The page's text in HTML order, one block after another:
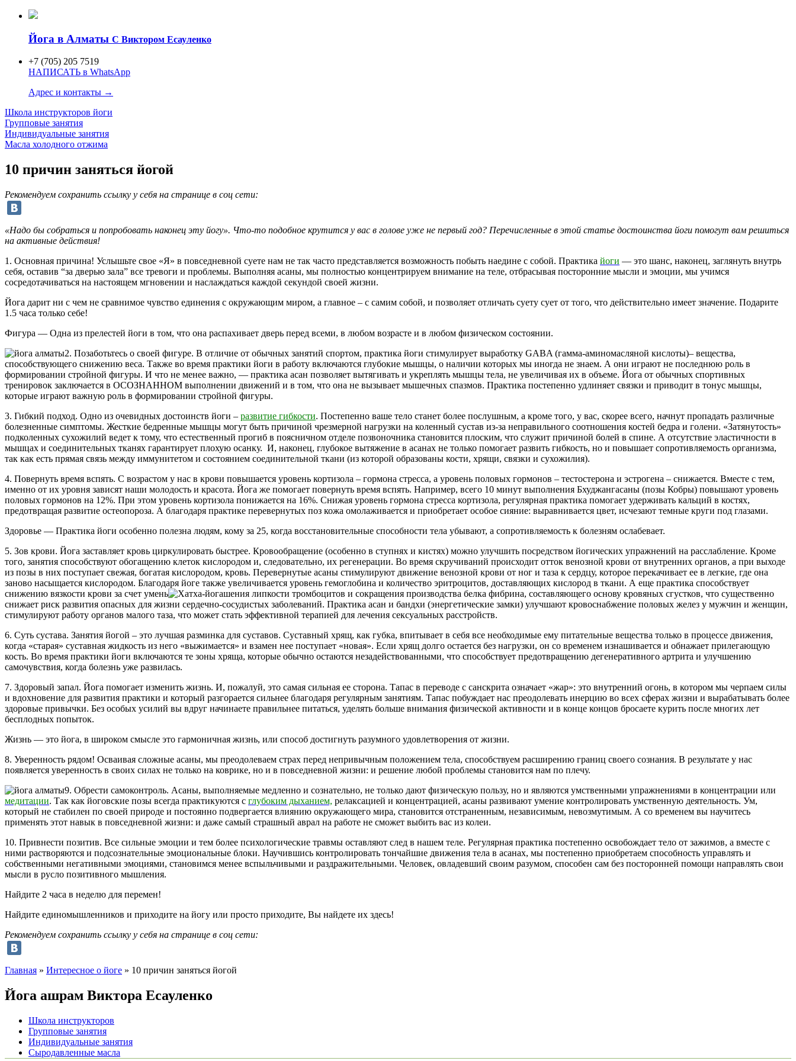
Йога в Алматы C Виктором Есауленко
+7 (705) 205 7519
НАПИСАТЬ в WhatsApp
Адрес и контакты →
Школа инструкторов йоги
Групповые занятия
Индивидуальные занятия
Масла холодного отжима
10 причин заняться йогой
Рекомендуем сохранить ссылку у себя на странице в соц сети:
«Надо бы собраться и попробовать наконец эту йогу». Что-то подобное крутится у вас в голове уже не первый год? Перечисленные в этой статье достоинства йоги помогут вам решиться
на активные действия!
1. Основная причина! Услышьте свое «Я» в повседневной суете нам не так часто представляется возможность побыть наедине с собой. Практика йоги — это шанс, наконец, заглянуть внутрь
себя, оставив “за дверью зала” все тревоги и проблемы. Выполняя асаны, мы полностью концентрируем внимание на теле, отбрасывая посторонние мысли и эмоции, мы учимся
сосредотачиваться на настоящем мгновении и наслаждаться каждой секундой своей жизни.
Йога дарит ни с чем не сравнимое чувство единения с окружающим миром, а главное – с самим собой, и позволяет отличать суету сует от того, что действительно имеет значение. Подарите
1.5 часа только себе!
Фигура — Одна из прелестей йоги в том, что она распахивает дверь перед всеми, в любом возрасте и в любом физическом состоянии.
2. Позаботьтесь о своей фигуре. В отличие от обычных занятий спортом, практика йоги стимулирует выработку GABA (гамма-аминомасляной кислоты)– вещества,
способствующего снижению веса. Также во время практики йоги в работу включаются глубокие мышцы, о наличии которых мы иногда не знаем. А они играют не последнюю роль в
формировании стройной фигуры. И что не менее важно, — практика асан позволяет вытягивать и укреплять мышцы тела, не увеличивая их в объеме. Йога от обычных спортивных
тренировок заключается в ОСОЗНАННОМ выполнении движений и в том, что она не вызывает мышечных спазмов. Практика постепенно удлиняет связки и приводит в тонус мышцы,
которые играют важную роль в формировании стройной фигуры.
3. Гибкий подход. Одно из очевидных достоинств йоги – развитие гибкости. Постепенно ваше тело станет более послушным, а кроме того, у вас, скорее всего, начнут пропадать различные
болезненные симптомы. Жесткие бедренные мышцы могут быть причиной чрезмерной нагрузки на коленный сустав из-за неправильного соотношения костей бедра и голени. «Затянутость»
подколенных сухожилий ведет к тому, что естественный прогиб в поясничном отделе позвоночника становится плоским, что служит причиной болей в спине. А отсутствие эластичности в
мышцах и соединительных тканях гарантирует плохую осанку. И, наконец, глубокое вытяжение в асанах не только помогает развить гибкость, но и повышает сопротивляемость организма,
так как есть прямая связь между иммунитетом и состоянием соединительной ткани (из которой образованы кости, хрящи, связки и сухожилия).
4. Повернуть время вспять. С возрастом у нас в крови повышается уровень кортизола – гормона стресса, а уровень половых гормонов – тестостерона и эстрогена – снижается. Вместе с тем,
именно от их уровня зависят наши молодость и красота. Йога же помогает повернуть время вспять. Например, всего 10 минут выполнения Бхуджангасаны (позы Кобры) повышают уровень
половых гормонов на 12%. При этом уровень кортизола понижается на 16%. Снижая уровень гормона стресса кортизола, регулярная практика помогает удерживать кальций в костях,
предотвращая развитие остеопороза. А благодаря практике перевернутых поз кожа омолаживается и приобретает особое сияние: выравнивается цвет, исчезают темные круги под глазами.
Здоровье — Практика йоги особенно полезна людям, кому за 25, когда восстановительные способности тела убывают, а сопротивляемость к болезням ослабевает.
5. Зов крови. Йога заставляет кровь циркулировать быстрее. Кровообращение (особенно в ступнях и кистях) можно улучшить посредством йогических упражнений на расслабление. Кроме
того, занятия способствуют обогащению клеток кислородом и, следовательно, их регенерации. Во время скручиваний происходит отток венозной крови от внутренних органов, а при выходе
из позы в них поступает свежая, богатая кислородом, кровь. Перевернутые асаны стимулируют движение венозной крови от ног и таза к сердцу, которое перекачивает ее в легкие, где она
заново насыщается кислородом. Благодаря йоге также увеличивается уровень гемоглобина и количество эритроцитов, доставляющих кислород в ткани. А еще практика способствует
снижению вязкости крови за счет умень
шения липкости тромбоцитов и сокращения производства белка фибрина, составляющего основу кровяных сгустков, что существенно
снижает риск развития опасных для жизни сердечно-сосудистых заболеваний. Практика асан и бандхи (энергетические замки) улучшают кровоснабжение половых желез у мужчин и женщин,
стимулируют работу органов малого таза, что может стать эффективной терапией для лечения сексуальных расстройств.
6. Суть сустава. Занятия йогой – это лучшая разминка для суставов. Суставный хрящ, как губка, впитывает в себя все необходимые ему питательные вещества только в процессе движения,
когда «старая» суставная жидкость из него «выжимается» и взамен нее поступает «новая». Если хрящ долго остается без нагрузки, он со временем изнашивается и обнажает прилегающую
кость. Во время практики йоги включаются те зоны хряща, которые обычно остаются незадействованными, что способствует предотвращению дегенеративного артрита и улучшению
самочувствия, когда болезнь уже развилась.
7. Здоровый запал. Йога помогает изменить жизнь. И, пожалуй, это самая сильная ее сторона. Тапас в переводе с санскрита означает «жар»: это внутренний огонь, в котором мы черпаем силы
и вдохновение для развития практики и который разгорается сильнее благодаря регулярным занятиям. Тапас побуждает нас преодолевать инерцию во всех сферах жизни и вырабатывать более
здоровые привычки. Без особых усилий вы вдруг начинаете правильнее питаться, уделять больше внимания физической активности и в конце концов бросаете курить после многих лет
бесплодных попыток.
Жизнь — это йога, в широком смысле это гармоничная жизнь, или способ достигнуть разумного удовлетворения от жизни.
8. Уверенность рядом! Осваивая сложные асаны, мы преодолеваем страх перед непривычным положением тела, способствуем расширению границ своего сознания. В результате у нас
появляется уверенность в своих силах не только на коврике, но и в повседневной жизни: и решение любой проблемы становится нам по плечу.
9. Обрести самоконтроль. Асаны, выполняемые медленно и сознательно, не только дают физическую пользу, но и являются умственными упражнениями в концентрации или
медитации. Так как йоговские позы всегда практикуются с глубоким дыханием, релаксацией и концентрацией, асаны развивают умение контролировать умственную деятельность. Ум,
который не стабилен по своей природе и постоянно подвергается влиянию окружающего мира, становится отстраненным, независимым, невозмутимым. А со временем вы научитесь
применять этот навык в повседневной жизни: и даже самый страшный аврал на работе не сможет выбить вас из колеи.
10. Привнести позитив. Все сильные эмоции и тем более психологические травмы оставляют след в нашем теле. Регулярная практика постепенно освобождает тело от зажимов, а вместе с
ними растворяются и подсознательные эмоциональные блоки. Научившись контролировать тончайшие движения тела в асанах, мы постепенно приобретаем способность управлять и
собственными негативными эмоциями, становимся менее вспыльчивыми и раздражительными. Человек, овладевший своим разумом, способен сам без посторонней помощи направлять свои
мысли в русло позитивного мышления.
Найдите 2 часа в неделю для перемен!
Найдите единомышленников и приходите на йогу или просто приходите, Вы найдете их здесь!
Рекомендуем сохранить ссылку у себя на странице в соц сети:
Главная » Интересное о йоге » 10 причин заняться йогой
Йога ашрам Виктора Есауленко
Школа инструкторов
Групповые занятия
Индивидуальные занятия
Сыродавленные масла